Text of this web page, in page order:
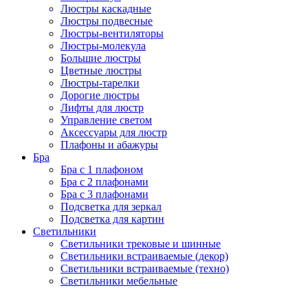
Люстры каскадные
Люстры подвесные
Люстры-вентиляторы
Люстры-молекула
Большие люстры
Цветные люстры
Люстры-тарелки
Дорогие люстры
Лифты для люстр
Управление светом
Аксессуары для люстр
Плафоны и абажуры
Бра
Бра с 1 плафоном
Бра с 2 плафонами
Бра с 3 плафонами
Подсветка для зеркал
Подсветка для картин
Светильники
Светильники трековые и шинные
Светильники встраиваемые (декор)
Светильники встраиваемые (техно)
Светильники мебельные